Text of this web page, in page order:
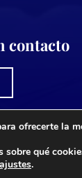
contacto
ofrecerte la
sobre qué
ajustes.